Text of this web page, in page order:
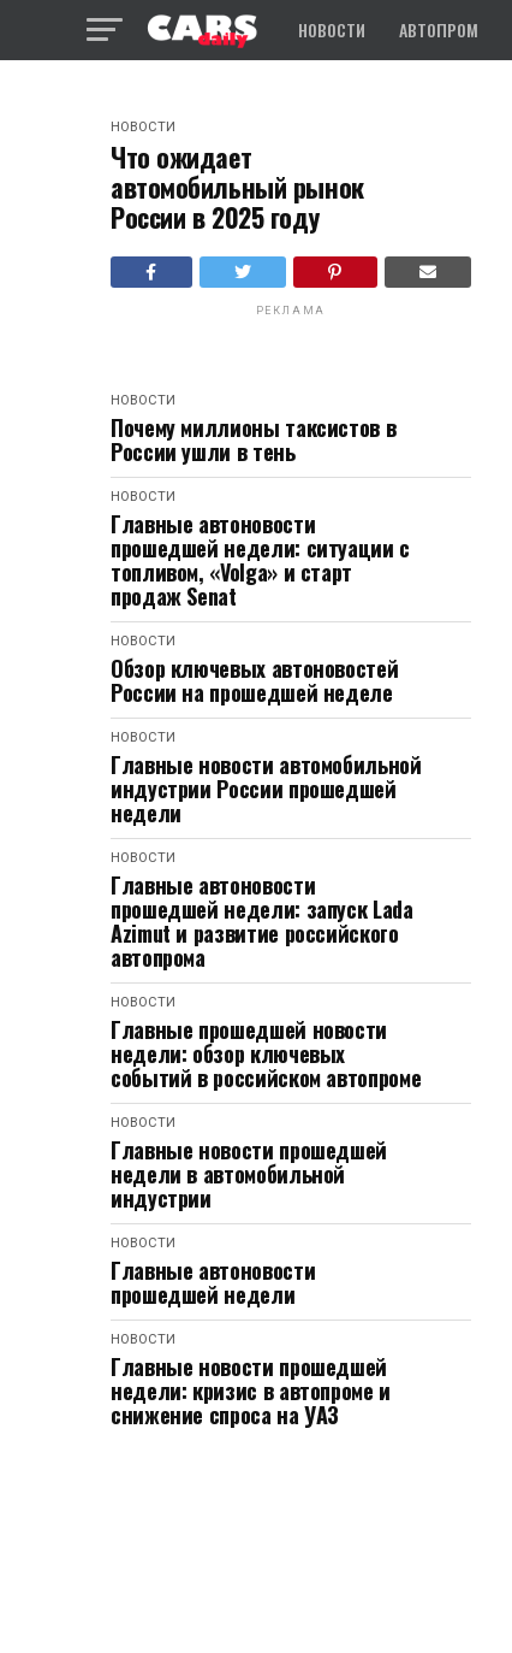
НОВОСТИ АВТОПРОМ
НОВОСТИ
Что ожидает
автомобильный рынок
России в 2025 году
РЕКЛАМА
НОВОСТИ
Почему миллионы таксистов в
России ушли в тень
НОВОСТИ
Главные автоновости
прошедшей недели: ситуации с
топливом, «Volga» и старт
продаж Senat
НОВОСТИ
Обзор ключевых автоновостей
России на прошедшей неделе
НОВОСТИ
Главные новости автомобильной
индустрии России прошедшей
недели
НОВОСТИ
Главные автоновости
прошедшей недели: запуск Lada
Azimut и развитие российского
автопрома
НОВОСТИ
Главные прошедшей новости
недели: обзор ключевых
событий в российском автопроме
НОВОСТИ
Главные новости прошедшей
недели в автомобильной
индустрии
НОВОСТИ
Главные автоновости
прошедшей недели
НОВОСТИ
Главные новости прошедшей
недели: кризис в автопроме и
снижение спроса на УАЗ